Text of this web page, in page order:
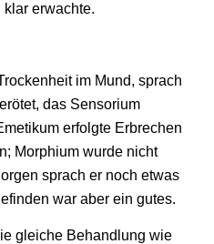
erwachte.
im Mund, sprach
das Sensorium
erfolgte Erbrechen
Morphium wurde nicht
sprach er noch etwas
war aber ein gutes.
gleiche Behandlung wie